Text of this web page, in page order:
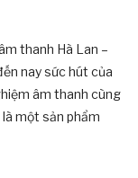
thanh Hà Lan –
nay sức hút của
âm thanh cùng
một sản phẩm